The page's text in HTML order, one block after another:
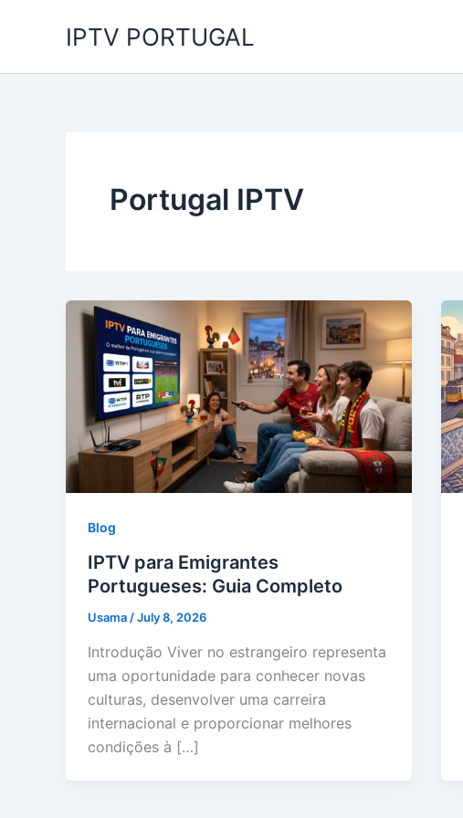
IPTV PORTUGAL
Portugal IPTV
Blog
IPTV para Emigrantes
Portugueses: Guia Completo
Usama/July 8, 2026
Introdução Viver no estrangeiro representa
uma oportunidade para conhecer novas
culturas, desenvolver uma carreira
internacional e proporcionar melhores
condições à […]